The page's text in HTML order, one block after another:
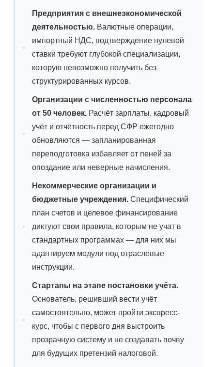
Предприятия с внешнеэкономической
деятельностью. Валютные операции,
импортный НДС, подтверждение нулевой
ставки требуют глубокой специализации,
которую невозможно получить без
структурированных курсов.
Организации с численностью персонала
от 50 человек. Расчёт зарплаты, кадровый
учёт и отчётность перед СФР ежегодно
обновляются — запланированная
переподготовка избавляет от пеней за
опоздание или неверные начисления.
Некоммерческие организации и
бюджетные учреждения. Специфический
план счетов и целевое финансирование
диктуют свои правила, которым не учат в
стандартных программах — для них мы
адаптируем модули под отраслевые
инструкции.
Стартапы на этапе постановки учёта.
Основатель, решивший вести учёт
самостоятельно, может пройти экспресс-
курс, чтобы с первого дня выстроить
прозрачную систему и не создавать почву
для будущих претензий налоговой.